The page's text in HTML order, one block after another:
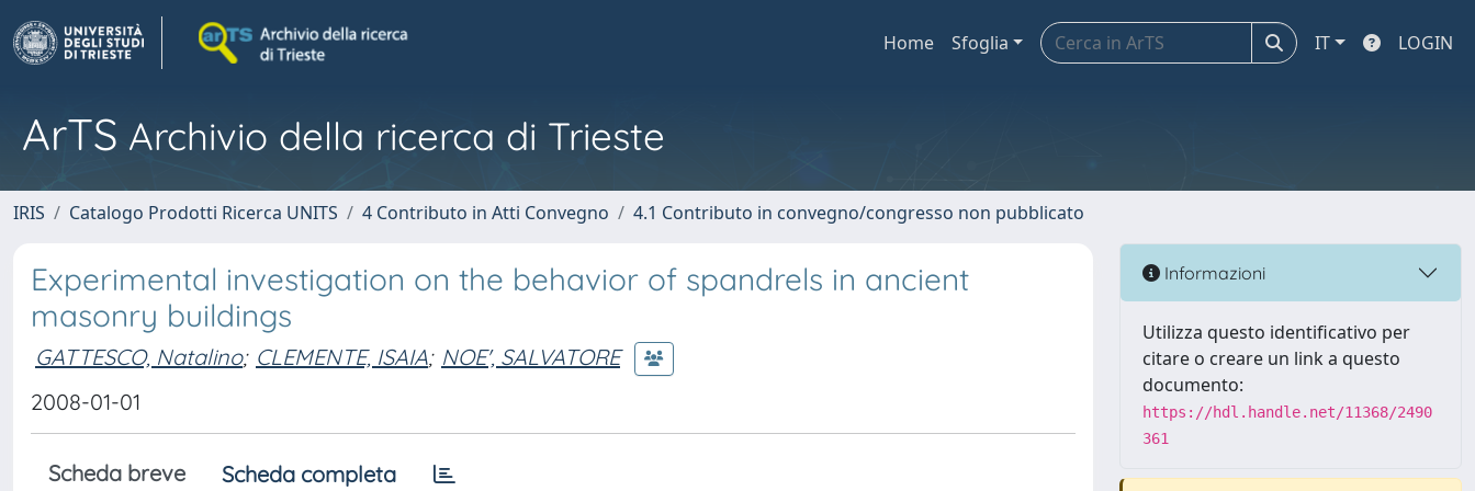
Home Sfoglia IT LOGIN
ArTS Archivio della ricerca di Trieste
IRIS Catalogo Prodotti Ricerca UNITS 4 Contributo in Atti Convegno 4.1 Contributo in convegno/congresso non pubblicato
Experimental investigation on the behavior of spandrels in ancient
masonry buildings
GATTESCO, Natalino; CLEMENTE, ISAIA; NOE', SALVATORE
2008-01-01
Scheda breve Scheda completa
Informazioni
Utilizza questo identificativo per
citare o creare un link a questo
documento:
https://hdl.handle.net/11368/2490
361